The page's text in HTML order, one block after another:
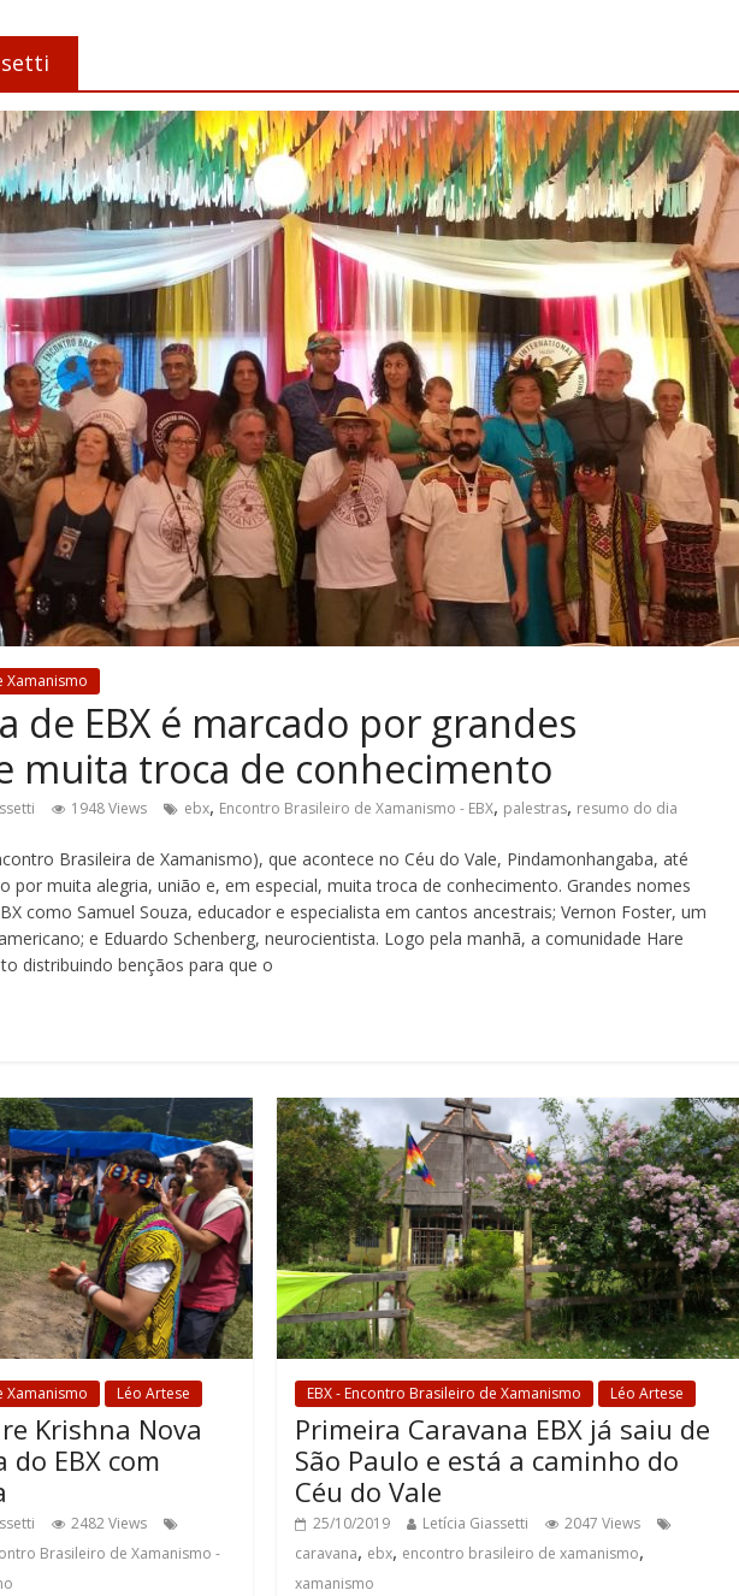
Xamanismo
de EBX é marcado por grandes
muita troca de conhecimento
1948 Views ebx, Encontro Brasileiro de Xamanismo - EBX, palestras, resumo do dia
Brasileira de Xamanismo), que acontece no Céu do Vale, Pindamonhangaba, até
por muita alegria, união e, em especial, muita troca de conhecimento. Grandes nomes
como Samuel Souza, educador e especialista em cantos ancestrais; Vernon Foster, um
e Eduardo Schenberg, neurocientista. Logo pela manhã, a comunidade Hare
distribuindo bençãos para que o
Xamanismo Léo Artese
Krishna Nova
EBX com
2482 Views
Brasileiro de Xamanismo -
EBX - Encontro Brasileiro de Xamanismo Léo Artese
Primeira Caravana EBX já saiu de
São Paulo e está a caminho do
Céu do Vale
25/10/2019 Letícia Giassetti
2047 Views
caravana, ebx, encontro brasileiro de xamanismo,
xamanismo